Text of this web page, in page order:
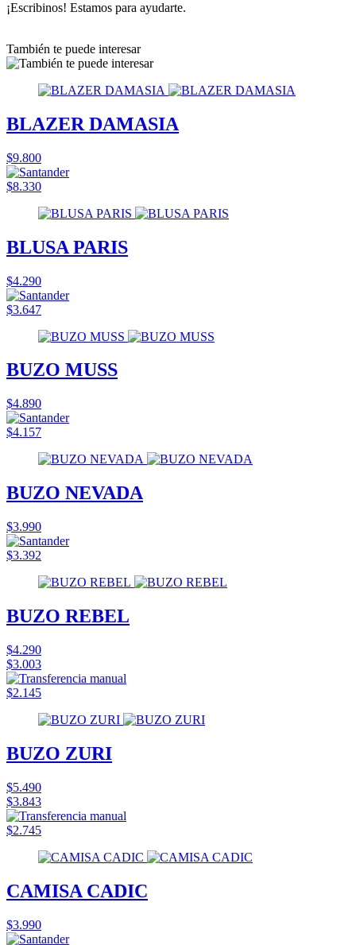
¡Escribinos! Estamos para ayudarte.
También te puede interesar
BLAZER DAMASIA
$9.800
$8.330
BLUSA PARIS
$4.290
$3.647
BUZO MUSS
$4.890
$4.157
BUZO NEVADA
$3.990
$3.392
BUZO REBEL
$4.290
$3.003
$2.145
BUZO ZURI
$5.490
$3.843
$2.745
CAMISA CADIC
$3.990